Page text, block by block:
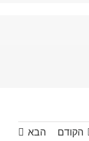
הקודם הבא